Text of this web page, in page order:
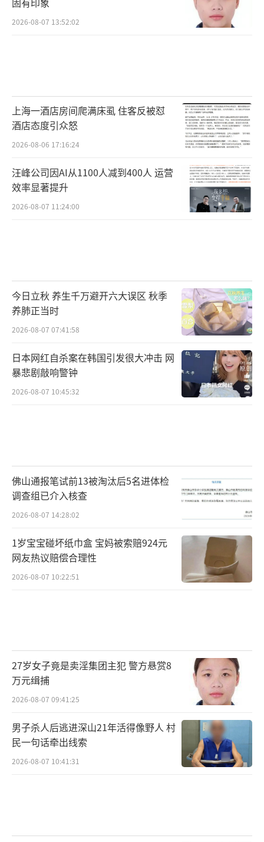
2026-08-07 13:52:02
上海一酒店房间爬满床虱 住客反被怼
酒店态度引众怒
2026-08-06 17:16:24
汪峰公司因AI从1100人减到400人 运营
效率显著提升
2026-08-07 11:24:00
今日立秋 养生千万避开六大误区 秋季
养肺正当时
2026-08-07 07:41:58
日本网红自杀案在韩国引发很大冲击 网
暴悲剧敲响警钟
2026-08-07 10:45:32
佛山通报笔试前13被淘汰后5名进体检
调查组已介入核查
2026-08-07 14:28:02
1岁宝宝碰坏纸巾盒 宝妈被索赔924元
网友热议赔偿合理性
2026-08-07 10:22:51
27岁女子竟是卖淫集团主犯 警方悬赏8
万元缉捕
2026-08-07 09:41:25
男子杀人后逃进深山21年活得像野人 村
民一句话牵出线索
2026-08-07 10:41:31